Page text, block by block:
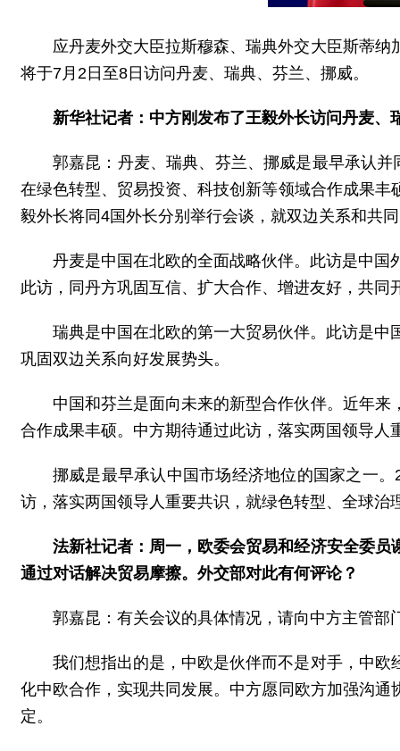
应丹麦外交大臣拉斯穆森、瑞典外交大臣斯蒂
将于7月2日至8日访问丹麦、瑞典、芬兰、挪威。
新华社记者：中方刚发布了王毅外长访问丹麦
郭嘉昆：丹麦、瑞典、芬兰、挪威是最早承认
在绿色转型、贸易投资、科技创新等领域合作成果
毅外长将同4国外长分别举行会谈，就双边关系和共
丹麦是中国在北欧的全面战略伙伴。此访是中
此访，同丹方巩固互信、扩大合作、增进友好，共同
瑞典是中国在北欧的第一大贸易伙伴。此访是
巩固双边关系向好发展势头。
中国和芬兰是面向未来的新型合作伙伴。近年
合作成果丰硕。中方期待通过此访，落实两国领导
挪威是最早承认中国市场经济地位的国家之一
访，落实两国领导人重要共识，就绿色转型、全球
法新社记者：周一，欧委会贸易和经济安全委
通过对话解决贸易摩擦。外交部对此有何评论？
郭嘉昆：有关会议的具体情况，请向中方主管部
我们想指出的是，中欧是伙伴而不是对手，中
化中欧合作，实现共同发展。中方愿同欧方加强沟
定。